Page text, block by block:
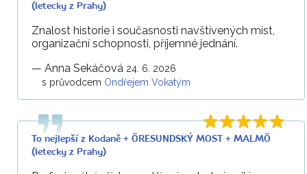
(letecky z Prahy)
Znalost historie i současnosti navštívených míst,
organizační schopnosti, příjemné jednání.
— Anna Sekáčová 24. 6. 2026
s průvodcem Ondřejem Vokatým
To nejlepší z Kodaně + ÖRESUNDSKÝ MOST + MALMÖ
(letecky z Prahy)